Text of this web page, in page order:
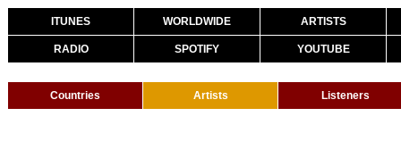
ITUNES WORLDWIDE ARTISTS
RADIO SPOTIFY YOUTUBE
Countries Artists Listeners